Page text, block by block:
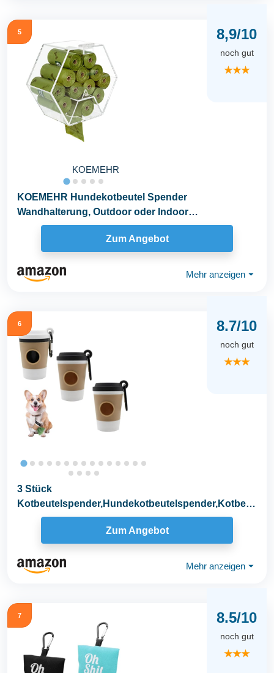
5
KOEMEHR
8,9/10
noch gut
★★★
KOEMEHR Hundekotbeutel Spender
Wandhalterung, Outdoor oder Indoor
Hundekotbeutel Nachfüllrollen...
Zum Angebot
Mehr anzeigen ⏷
6 8.7/10
noch gut
★★★
3 Stück
Kotbeutelspender,Hundekotbeutelspender,Kotbeut
el Spender für Hunde,mit Praktischer...
Zum Angebot
Mehr anzeigen ⏷
7 8.5/10
noch gut
★★★